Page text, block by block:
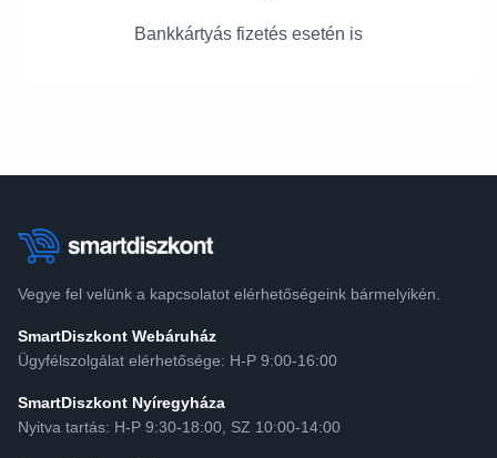
Bankkártyás fizetés esetén is
Vegye fel velünk a kapcsolatot elérhetőségeink bármelyikén.
SmartDiszkont Webáruház
Ügyfélszolgálat elérhetősége: H-P 9:00-16:00
SmartDiszkont Nyíregyháza
Nyitva tartás: H-P 9:30-18:00, SZ 10:00-14:00